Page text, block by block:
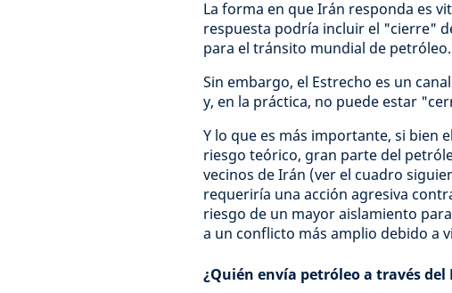
La forma en que Irán responda es
respuesta podría incluir el "cierre"
para el tránsito mundial de petróleo.
Sin embargo, el Estrecho es un
y, en la práctica, no puede estar
Y lo que es más importante, si bien
riesgo teórico, gran parte del
vecinos de Irán (ver el cuadro
requeriría una acción agresiva
riesgo de un mayor aislamiento
a un conflicto más amplio debido a
¿Quién envía petróleo a través del